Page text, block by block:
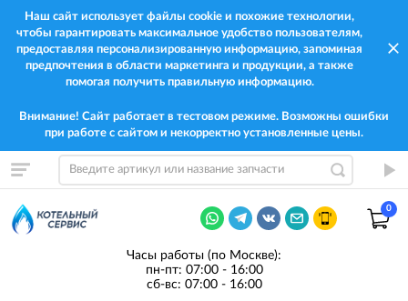
Наш сайт использует файлы cookie и похожие технологии,
чтобы гарантировать максимальное удобство пользователям,
предоставляя персонализированную информацию, запоминая
предпочтения в области маркетинга и продукции, а также
помогая получить правильную информацию.
Внимание! Сайт работает в тестовом режиме. Возможны ошибки
при работе с сайтом и некорректно установленные цены.
0
Часы работы (по Москве):
пн-пт: 07:00 - 16:00
сб-вс: 07:00 - 16:00